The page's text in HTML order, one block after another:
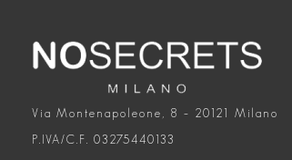
Via Montenapoleone, 8 – 20121 Milano
P.IVA/C.F. 03275440133